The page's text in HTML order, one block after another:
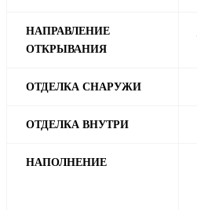
НАПРАВЛЕНИЕ
ОТКРЫВАНИЯ
ОТДЕЛКА СНАРУЖИ
ОТДЕЛКА ВНУТРИ
НАПОЛНЕНИЕ